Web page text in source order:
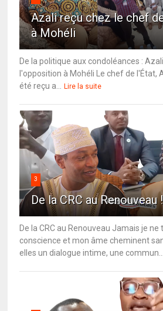
Azali reçu chez le chef
à Mohéli
De la politique aux condoléances :
l'opposition à Mohéli Le chef de l'État,
été reçu a...
Lire la suite
3
De la CRC au Renouveau !
De la CRC au Renouveau Jamais je ne
conscience et mon âme cheminent
elles un dialogue intime, une commun...